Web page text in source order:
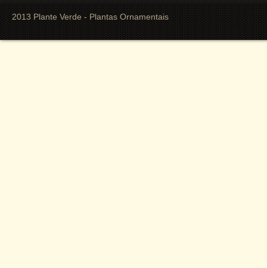
2013 Plante Verde - Plantas Ornamentais